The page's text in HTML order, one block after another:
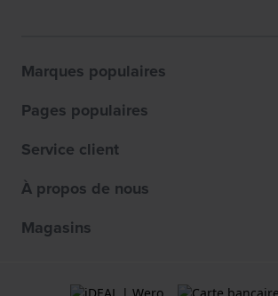
Marques populaires
Pages populaires
Service client
À propos de nous
Magasins